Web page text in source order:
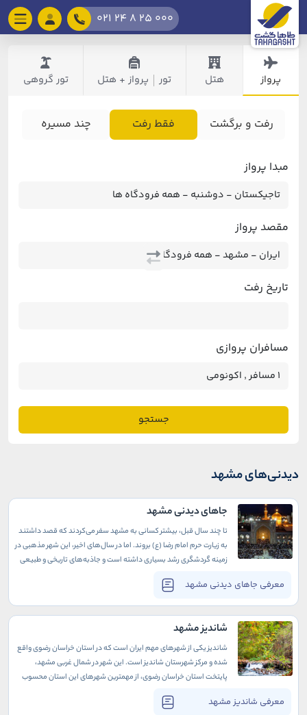
021 24 8 25 000
پرواز هتل تور پرواز + هتل تور گروهی
رفت و برگشت فقط رفت چند مسیره
مبدا پرواز
مقصد پرواز
تاریخ رفت
مسافران پروازی
جستجو
دیدنی‌های مشهد
جاهای دیدنی مشهد
معرفی جاهای دیدنی مشهد
تا چند سال قبل، بیشتر کسانی به مشهد سفر می‌کردند که قصد داشتند
به زیارت حرم امام رضا (ع) بروند. اما در سال‌های اخیر، این شهر مذهبی در
زمینه گردشگری رشد بسیاری داشته است و جاذبه‌های تاریخی و طبیعی
شاندیز مشهد
معرفی شاندیز مشهد
شاندیز یکی از شهرهای مهم ایران است که در استان خراسان رضوی واقع
شده و مرکز شهرستان شاندیز است. این شهر در شمال غربی مشهد،
پایتخت استان خراسان رضوی، از مهمترین شهرهای این استان محسوب
می‌شود، نزدیک به شاندیز قرار دارد.